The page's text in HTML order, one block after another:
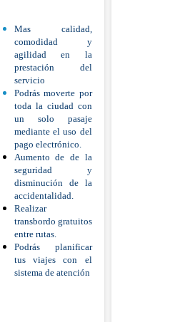
Mas calidad,
comodidad y
agilidad en la
prestación del
servicio
Podrás moverte por
toda la ciudad con
un solo pasaje
mediante el uso del
pago electrónico.
Aumento de de la
seguridad y
disminución de la
accidentalidad.
Realizar
transbordo gratuitos
entre rutas.
Podrás planificar
tus viajes con el
sistema de atención